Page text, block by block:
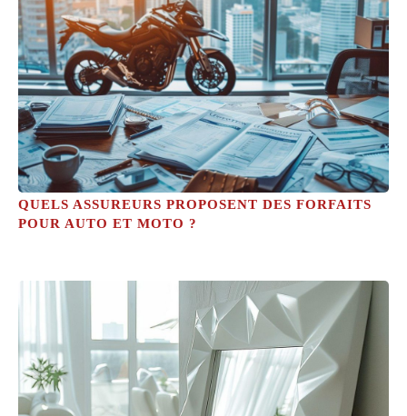
QUELS ASSUREURS PROPOSENT DES FORFAITS
POUR AUTO ET MOTO ?